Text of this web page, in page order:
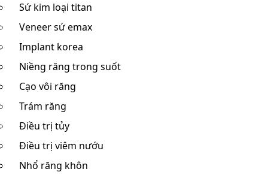
Sứ kim loại titan
Veneer sứ emax
Implant korea
Niềng răng trong suốt
Cạo vôi răng
Trám răng
Điều trị tủy
Điều trị viêm nướu
Nhổ răng khôn